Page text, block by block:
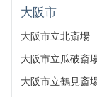
大阪市
大阪市立北斎場
大阪市立瓜破斎
大阪市立鶴見斎